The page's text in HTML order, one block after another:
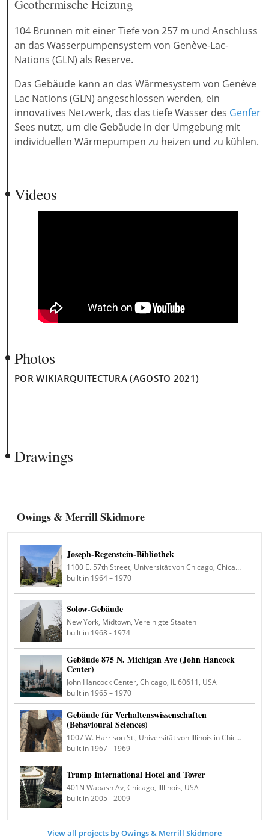
Geothermische Heizung
104 Brunnen mit einer Tiefe von 257 m und Anschluss
an das Wasserpumpensystem von Genève-Lac-
Nations (GLN) als Reserve.
Das Gebäude kann an das Wärmesystem von Genève
Lac Nations (GLN) angeschlossen werden, ein
innovatives Netzwerk, das das tiefe Wasser des Genfer
Sees nutzt, um die Gebäude in der Umgebung mit
individuellen Wärmepumpen zu heizen und zu kühlen.
Videos
Owings & Merrill Skidmore
Joseph-Regenstein-Bibliothek
1100 E. 57th Street, Universität von Chicago, Chicago, Illinois, USA
built in 1964 – 1970
Solow-Gebäude
New York, Midtown, Vereinigte Staaten
built in 1968 - 1974
Gebäude 875 N. Michigan Ave (John Hancock
Center)
John Hancock Center, Chicago, IL 60611, USA
built in 1965 – 1970
Gebäude für Verhaltenswissenschaften
(Behavioural Sciences)
1007 W. Harrison St., Universität von Illinois in Chicago, Illinois, Vereinigte Staaten
built in 1967 - 1969
Trump International Hotel and Tower
401N Wabash Av, Chicago, Illlinois, USA
built in 2005 - 2009
View all projects by Owings & Merrill Skidmore
Photos
POR WIKIARQUITECTURA (AGOSTO 2021)
Drawings